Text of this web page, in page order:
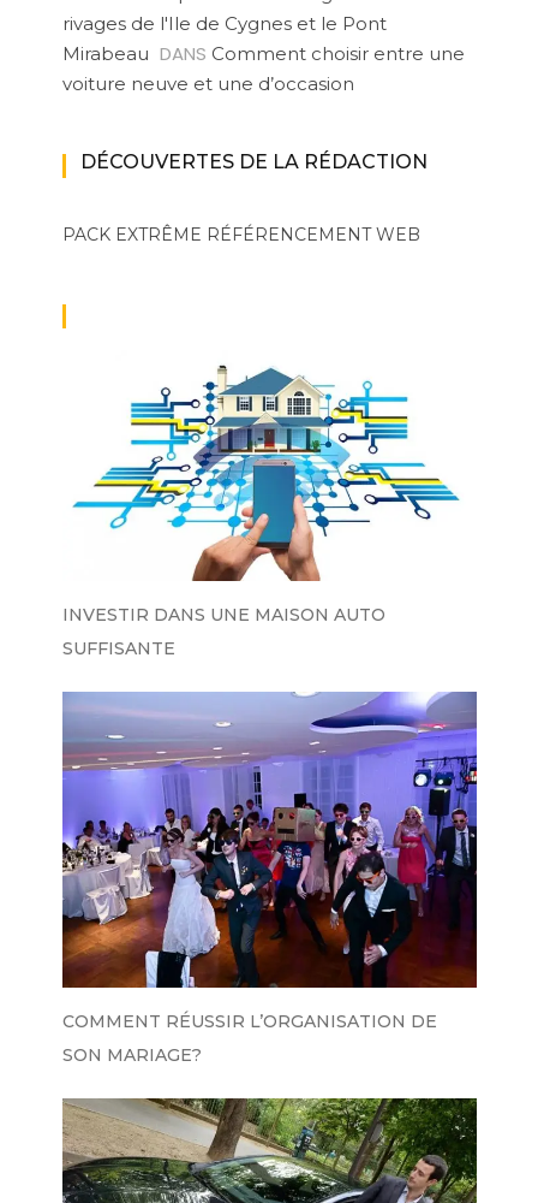
rivages de l'Ile de Cygnes et le Pont
Mirabeau DANS Comment choisir entre une
voiture neuve et une d’occasion
DÉCOUVERTES DE LA RÉDACTION
PACK EXTRÊME RÉFÉRENCEMENT WEB
INVESTIR DANS UNE MAISON AUTO
SUFFISANTE
COMMENT RÉUSSIR L’ORGANISATION DE
SON MARIAGE?